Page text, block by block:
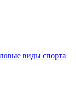
виды спорта